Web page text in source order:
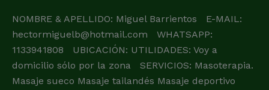
NOMBRE & APELLIDO: Miguel Barrientos E-MAIL:
hectormiguelb@hotmail.com WHATSAPP:
1133941808 UBICACIÓN: UTILIDADES: Voy a
domicilio sólo por la zona SERVICIOS: Masoterapia.
Masaje sueco Masaje tailandés Masaje deportivo